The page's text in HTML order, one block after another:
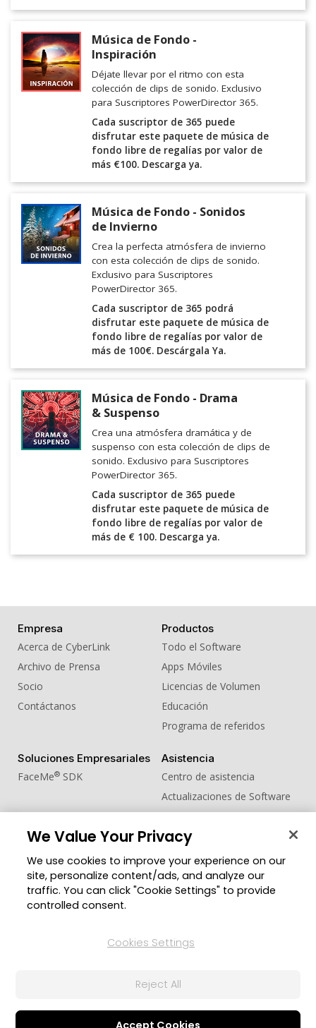
Música de Fondo -
Inspiración
Déjate llevar por el ritmo con esta
colección de clips de sonido. Exclusivo
para Suscriptores PowerDirector 365.
Cada suscriptor de 365 puede
disfrutar este paquete de música de
fondo libre de regalías por valor de
más €100. Descarga ya.
Música de Fondo - Sonidos
de Invierno
Crea la perfecta atmósfera de invierno
con esta colección de clips de sonido.
Exclusivo para Suscriptores
PowerDirector 365.
Cada suscriptor de 365 podrá
disfrutar este paquete de música de
fondo libre de regalías por valor de
más de 100€. Descárgala Ya.
Música de Fondo - Drama
& Suspenso
Crea una atmósfera dramática y de
suspenso con esta colección de clips de
sonido. Exclusivo para Suscriptores
PowerDirector 365.
Cada suscriptor de 365 puede
disfrutar este paquete de música de
fondo libre de regalías por valor de
más de € 100. Descarga ya.
Empresa
Acerca de CyberLink
Archivo de Prensa
Socio
Contáctanos
Productos
Todo el Software
Apps Móviles
Licencias de Volumen
Educación
Programa de referidos
Soluciones Empresariales
FaceMe® SDK
Asistencia
Centro de asistencia
Actualizaciones de Software
Centro de Aprendizaje
Zona de Miembros
Blog
Cambiar región
Configuración de cookies
We Value Your Privacy
We use cookies to improve your experience on our
site, personalize content/ads, and analyze our
traffic. You can click "Cookie Settings" to provide
controlled consent.
Cookies Settings
Reject All
Accept Cookies